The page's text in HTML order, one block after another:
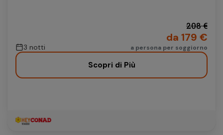
3 notti
208 €
da 179 €
a persona per soggiorno
Scopri di Più